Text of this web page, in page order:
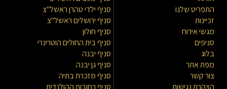
התפריט שלנו
זכיינות
מגשי אירוח
סניפים
בלוג
מפת אתר
צור קשר
הצהרת נגישות
סניף ילדי טהרן ראשל"צ
סניף ירושלים ראשל"צ
סניף חולון
סניף בית החולים הוטרינרי
סניף יבנה
סניף גן יבנה
סניף מזכרת בתיה
סניף רחובות ההולנדית